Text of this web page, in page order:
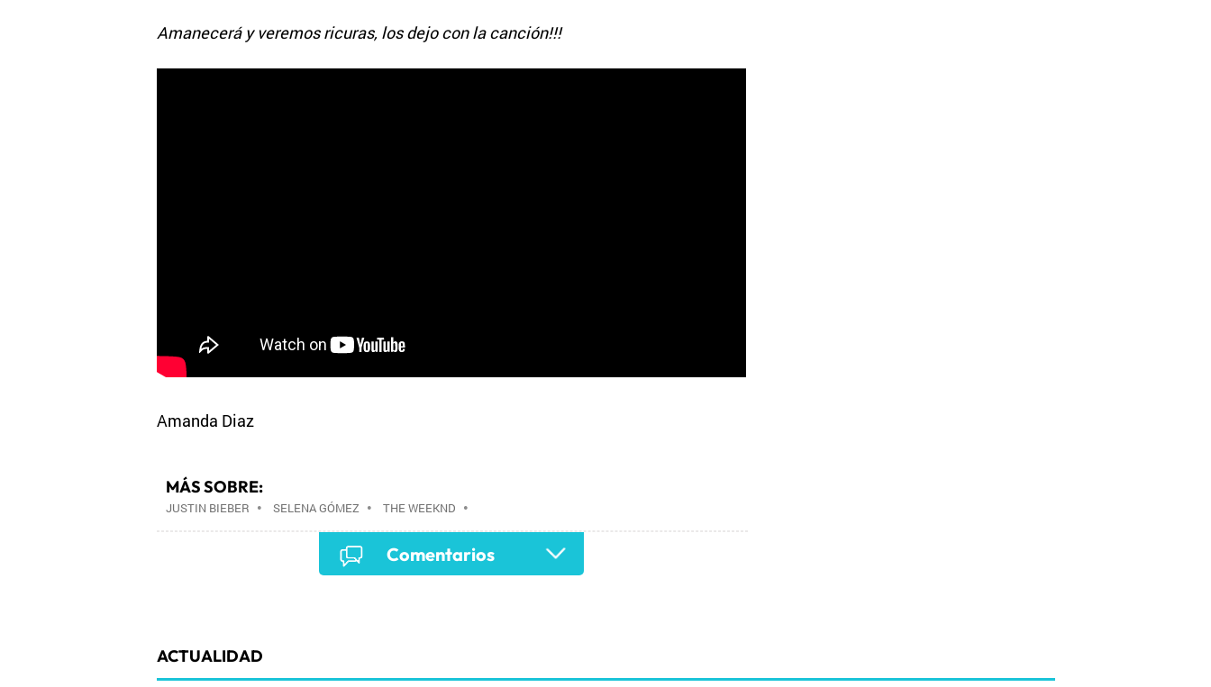
Amanecerá y veremos ricuras, los dejo con la canción!!!
Amanda Diaz
MÁS SOBRE:
JUSTIN BIEBER • SELENA GÓMEZ • THE WEEKND •
Comentarios
ACTUALIDAD